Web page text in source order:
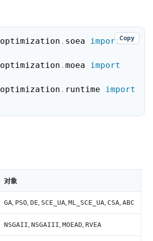
optimization . soea import
optimization . moea import
optimization . runtime import
Copy
对象
GA, PSO, DE, SCE_UA, ML_SCE_UA, CSA, ABC
NSGAII, NSGAIII, MOEAD, RVEA